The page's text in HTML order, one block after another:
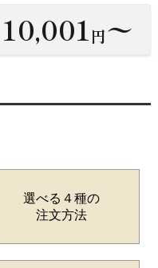
10,001円〜
選べる４種の
注文方法